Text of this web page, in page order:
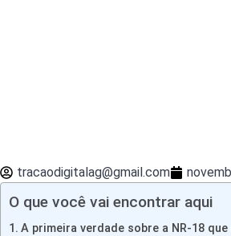
tracaodigitalag@gmail.com
O que você vai encontrar aqui
A primeira verdade sobre a NR-18